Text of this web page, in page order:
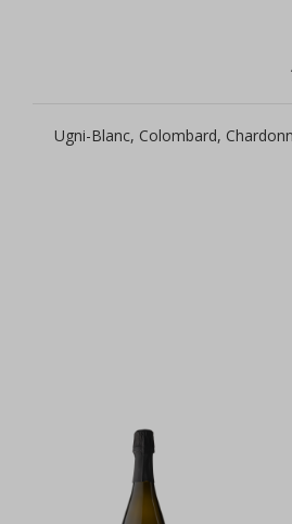
Ugni-Blanc, Colombard,